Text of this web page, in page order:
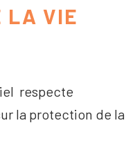
LA VIE
respecte
la protection de la